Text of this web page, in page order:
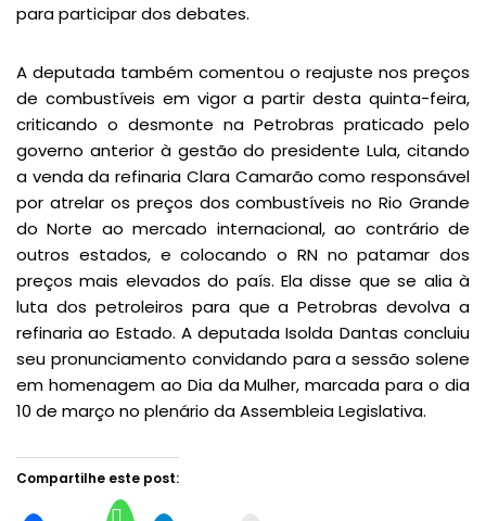
para participar dos debates.
A deputada também comentou o reajuste nos preços
de combustíveis em vigor a partir desta quinta-feira,
criticando o desmonte na Petrobras praticado pelo
governo anterior à gestão do presidente Lula, citando
a venda da refinaria Clara Camarão como responsável
por atrelar os preços dos combustíveis no Rio Grande
do Norte ao mercado internacional, ao contrário de
outros estados, e colocando o RN no patamar dos
preços mais elevados do país. Ela disse que se alia à
luta dos petroleiros para que a Petrobras devolva a
refinaria ao Estado. A deputada Isolda Dantas concluiu
seu pronunciamento convidando para a sessão solene
em homenagem ao Dia da Mulher, marcada para o dia
10 de março no plenário da Assembleia Legislativa.
Compartilhe este post: